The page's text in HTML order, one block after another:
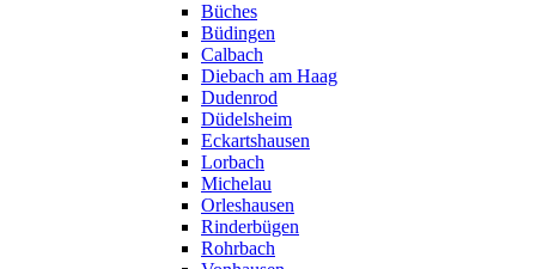
Büches
Büdingen
Calbach
Diebach am Haag
Dudenrod
Düdelsheim
Eckartshausen
Lorbach
Michelau
Orleshausen
Rinderbügen
Rohrbach